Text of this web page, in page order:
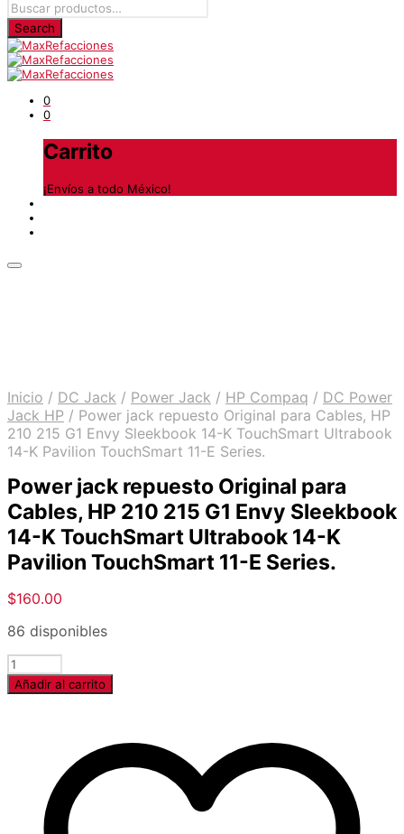
0
0
Carrito
¡Envíos a todo México!
Inicio / DC Jack / Power Jack / HP Compaq / DC Power
Jack HP / Power jack repuesto Original para Cables, HP
210 215 G1 Envy Sleekbook 14-K TouchSmart Ultrabook
14-K Pavilion TouchSmart 11-E Series.
Power jack repuesto Original para
Cables, HP 210 215 G1 Envy Sleekbook
14-K TouchSmart Ultrabook 14-K
Pavilion TouchSmart 11-E Series.
$160.00
86 disponibles
Cantidad
Añadir al carrito